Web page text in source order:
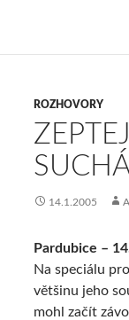
ROZHOVORY
14.1.2005
Pardubice –
Na speciálu
většinu jeho
mohl začít